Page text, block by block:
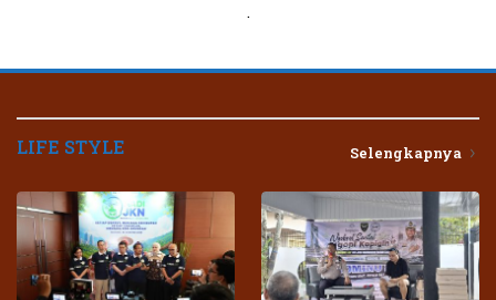
.
LIFE STYLE Selengkapnya